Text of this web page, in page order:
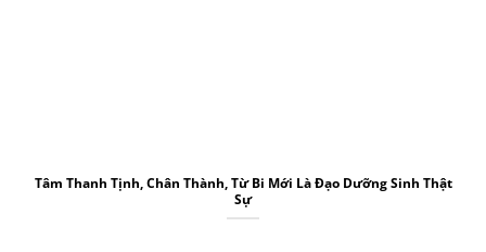
Tâm Thanh Tịnh, Chân Thành, Từ Bi Mới Là Đạo Dưỡng Sinh Thật
Sự